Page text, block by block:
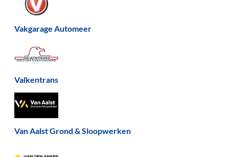
Vakgarage Automeer
Valkentrans
Van Aalst Grond & Sloopwerken